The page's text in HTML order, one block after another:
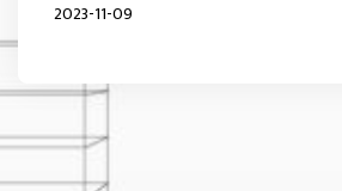
2023-11-09